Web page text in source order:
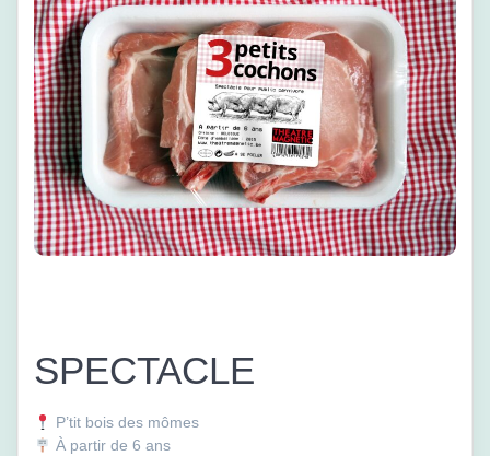
SPECTACLE
P’tit bois des mômes
À partir de 6 ans